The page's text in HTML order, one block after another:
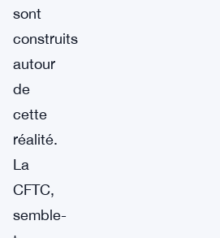
sont
construits
autour
de
cette
réalité.
La
CFTC,
semble-